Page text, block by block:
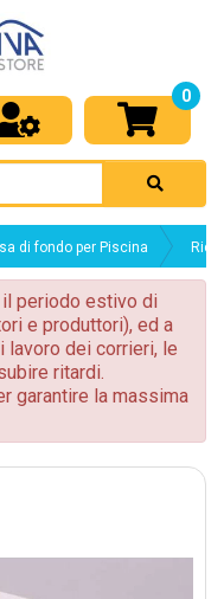
0
di fondo per Piscina
periodo estivo di
e produttori), ed a
lavoro dei corrieri, le
ritardi.
garantire la massima